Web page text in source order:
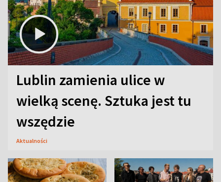
Lublin zamienia ulice w
wielką scenę. Sztuka jest tu
wszędzie
Aktualności